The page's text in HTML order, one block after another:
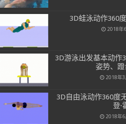
3D蛙泳动作360
2018年
3D游泳出发基本动作
姿势、
2018年3
3D自由泳动作360度
登·
2018年6